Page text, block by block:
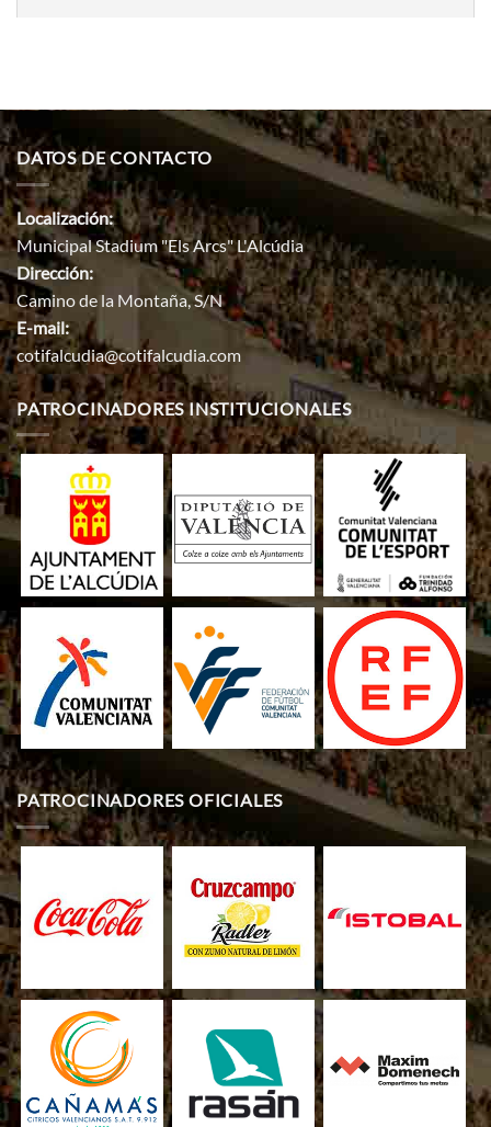
DATOS DE CONTACTO
Localización:
Municipal Stadium "Els Arcs" L'Alcúdia
Dirección:
Camino de la Montaña, S/N
E-mail:
cotifalcudia@cotifalcudia.com
PATROCINADORES INSTITUCIONALES
PATROCINADORES OFICIALES